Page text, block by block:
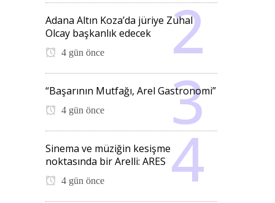
Adana Altın Koza’da jüriye Zuhal
Olcay başkanlık edecek
4 gün önce
“Başarının Mutfağı, Arel Gastronomi”
4 gün önce
Sinema ve müziğin kesişme
noktasında bir Arelli: ARES
4 gün önce